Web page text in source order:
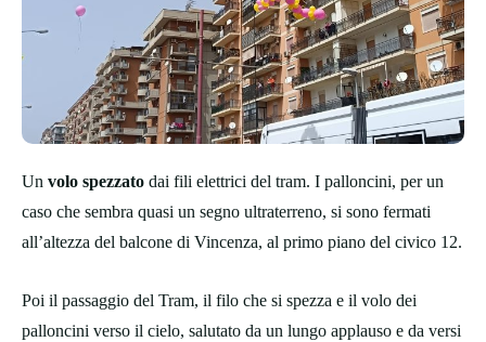
Un volo spezzato dai fili elettrici del tram. I palloncini, per un
caso che sembra quasi un segno ultraterreno, si sono fermati
all’altezza del balcone di Vincenza, al primo piano del civico 12.
Poi il passaggio del Tram, il filo che si spezza e il volo dei
palloncini verso il cielo, salutato da un lungo applauso e da versi